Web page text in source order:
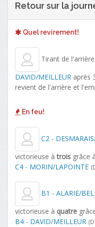
Retour sur la
Quel revirement!
Tirant de
DAVID/MEILLEUR après
revient de l'arrière et
En feu!
C2 -
victorieuse àtrois grâce
C4 - MORIN/LAPOINTE
B1 - ALARIE/
victorieuse à quatre
B4 - DAVID/MEILLEUR